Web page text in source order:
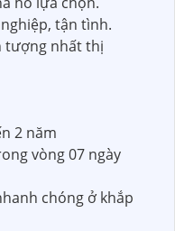
tận tình.
tượng nhất thị
2 năm
vòng 07 ngày
chóng ở khắp